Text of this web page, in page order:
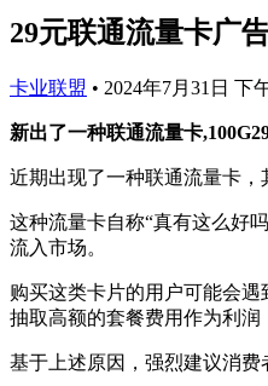
29元联通流量卡广
卡业联盟 • 2024年7月31日 下
新出了一种联通流量卡
近期出现了一种联通流量卡，
这种流量卡自称“真有这么好
流入市场。
购买这类卡片的用户可能会
抽取高额的套餐费用作为利润
基于上述原因，强烈建议消费